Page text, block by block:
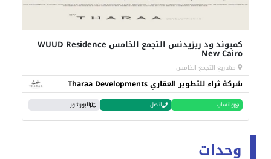
كمبوند ود ريزيدنس التجمع الخامس WUUD Residence
New Cairo
مشاريع التجمع الخامس
شركة ثراء للتطوير العقاري Tharaa Developments
واتساب اتصل البورشور
وحدات